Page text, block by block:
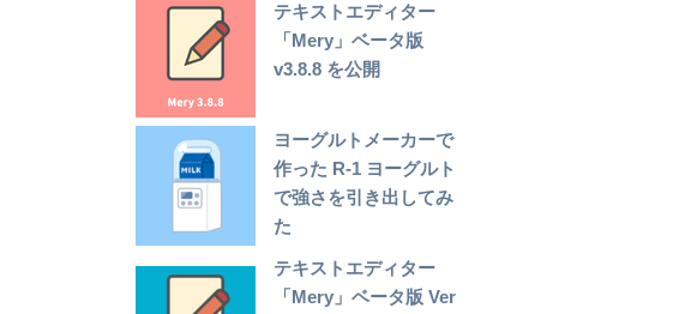
テキストエディター
「Mery」ベータ版
v3.8.8 を公開
ヨーグルトメーカーで
作った R-1 ヨーグルト
で強さを引き出してみ
た
テキストエディター
「Mery」ベータ版 Ver